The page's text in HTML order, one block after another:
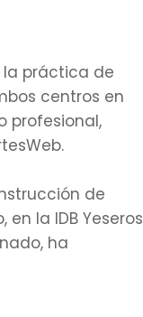
práctica de
centros en
profesional,
de
la IDB Yeseros
ha